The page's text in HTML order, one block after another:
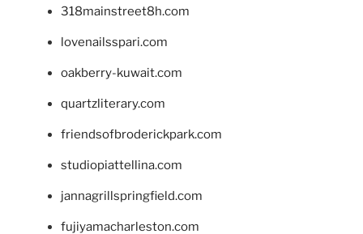
318mainstreet8h.com
lovenailsspari.com
oakberry-kuwait.com
quartzliterary.com
friendsofbroderickpark.com
studiopiattellina.com
jannagrillspringfield.com
fujiyamacharleston.com